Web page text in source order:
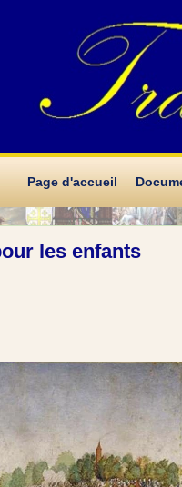
Page d'accueil
les enfants